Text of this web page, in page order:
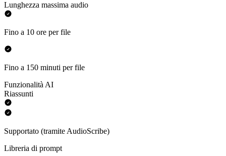
Lunghezza massima audio
Fino a 10 ore per file
Fino a 150 minuti per file
Funzionalità AI
Riassunti
Supportato (tramite AudioScribe)
Libreria di prompt